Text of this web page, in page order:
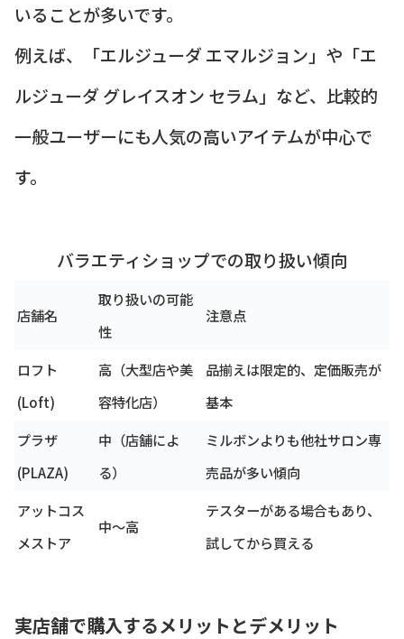
いることが多いです。
例えば、「エルジューダ エマルジョン」や「エ
ルジューダ グレイスオン セラム」など、比較的
一般ユーザーにも人気の高いアイテムが中心で
す。
バラエティショップでの取り扱い傾向
店舗名
取り扱いの可能
性
注意点
ロフト
(Loft)
高（大型店や美
容特化店）
品揃えは限定的、定価販売が
基本
プラザ
(PLAZA)
中（店舗によ
る）
ミルボンよりも他社サロン専
売品が多い傾向
アットコス
メストア
中〜高
テスターがある場合もあり、
試してから買える
実店舗で購入するメリットとデメリット